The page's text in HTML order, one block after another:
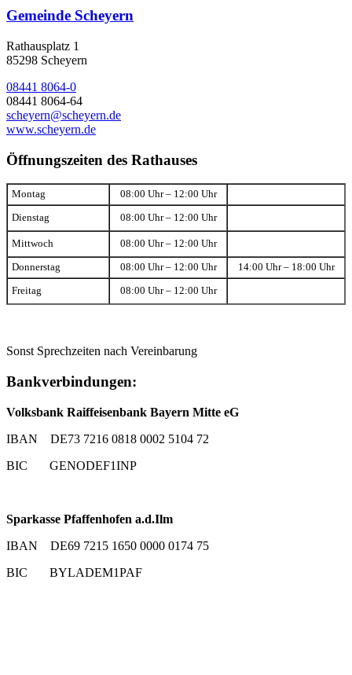
Gemeinde Scheyern
Rathausplatz 1
85298 Scheyern
08441 8064-0
08441 8064-64
scheyern@scheyern.de
www.scheyern.de
Öffnungszeiten des Rathauses
Montag 08:00 Uhr – 12:00 Uhr
Dienstag 08:00 Uhr – 12:00 Uhr
Mittwoch 08:00 Uhr – 12:00 Uhr
Donnerstag 08:00 Uhr – 12:00 Uhr 14:00 Uhr – 18:00 Uhr
Freitag 08:00 Uhr – 12:00 Uhr
Sonst Sprechzeiten nach Vereinbarung
Bankverbindungen:
Volksbank Raiffeisenbank Bayern Mitte eG
IBAN DE73 7216 0818 0002 5104 72
BIC GENODEF1INP
Sparkasse Pfaffenhofen a.d.Ilm
IBAN DE69 7215 1650 0000 0174 75
BIC BYLADEM1PAF